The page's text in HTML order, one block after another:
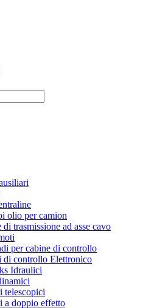
olio per camion
di trasmissione ad asse cavo
per cabine di controllo
di controllo Elettronico
Idraulici
telescopici
a doppio effetto